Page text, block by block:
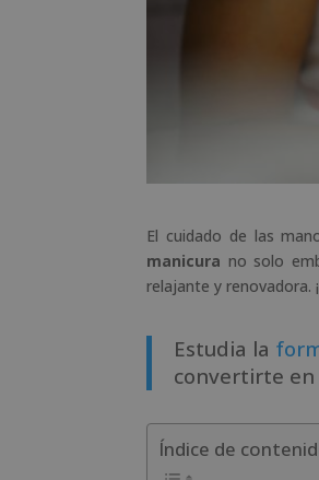
El cuidado de las
manicura no solo
relajante y renovadora.
Estudia la
convertirte en
Índice de